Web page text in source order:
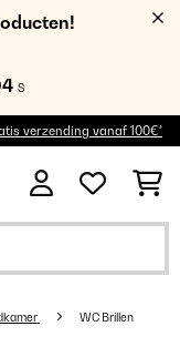
S
verzending vanaf 100€*
WC Brillen